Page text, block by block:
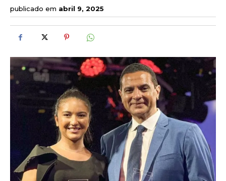
publicado em abril 9, 2025